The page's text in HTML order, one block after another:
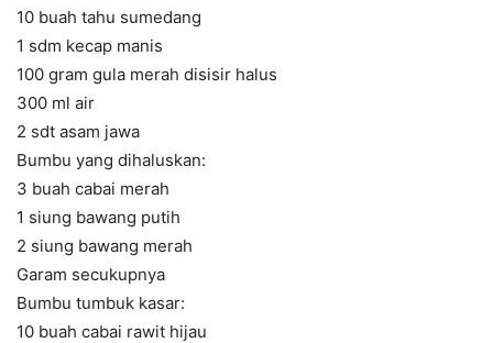
10 buah tahu sumedang
1 sdm kecap manis
100 gram gula merah disisir halus
300 ml air
2 sdt asam jawa
Bumbu yang dihaluskan:
3 buah cabai merah
1 siung bawang putih
2 siung bawang merah
Garam secukupnya
Bumbu tumbuk kasar:
10 buah cabai rawit hijau